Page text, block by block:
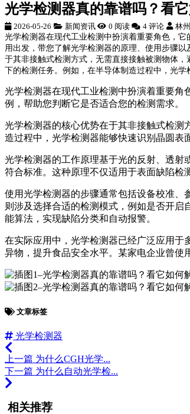
光学检测器真的靠谱吗？看
2026-05-26 新闻资讯 0 阅读 4 评论 林
光学检测器在现代工业检测中扮演着重要角色，
用出发，带您了解光学检测器的原理、使用步骤
于其非接触式检测方式，无需直接接触被测物体
下的检测任务。例如，在半导体制造过程中，光学
光学检测器在现代工业检测中扮演着重要角
例，帮助您判断它是否适合您的检测需求。
光学检测器的核心优势在于其非接触式检测
造过程中，光学检测器能够快速识别晶圆表
光学检测器的工作原理基于光的反射、透射
符合标准。这种原理不仅适用于表面缺陷检
使用光学检测器的步骤通常包括设备校准、
则涉及选择合适的检测模式，例如是否开
能算法，实现缺陷分类和自动报警。
在实际应用中，光学检测器已经广泛应用于
异物，提升食品安全水平。某家电企业曾使
文章标签
光学检测器
上一篇 为什么CGH光学...
下一篇 为什么自动光学检...
相关推荐